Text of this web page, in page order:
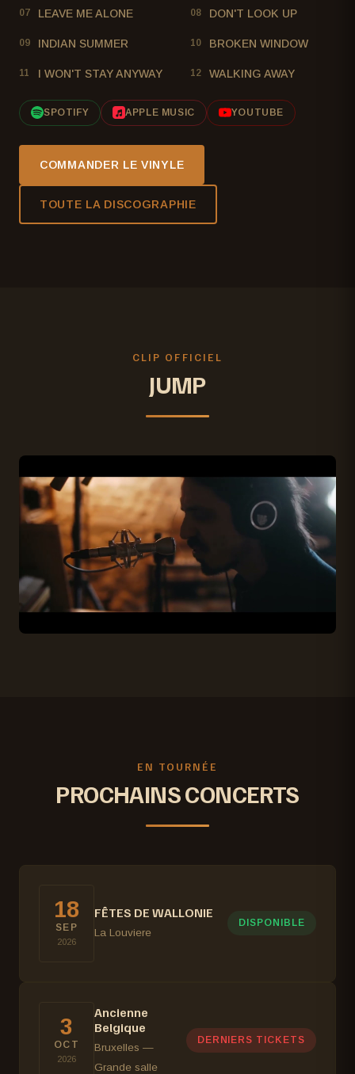
07 LEAVE ME ALONE 08 DON'T LOOK UP
09 INDIAN SUMMER 10 BROKEN WINDOW
11 I WON'T STAY ANYWAY 12 WALKING AWAY
SPOTIFY APPLE MUSIC YOUTUBE
COMMANDER LE VINYLE
TOUTE LA DISCOGRAPHIE
CLIP OFFICIEL
JUMP
EN TOURNÉE
PROCHAINS CONCERTS
18
SEP
2026
FÊTES DE WALLONIE
La Louviere
DISPONIBLE
3
OCT
2026
Ancienne
Belgique
Bruxelles —
Grande salle
DERNIERS TICKETS